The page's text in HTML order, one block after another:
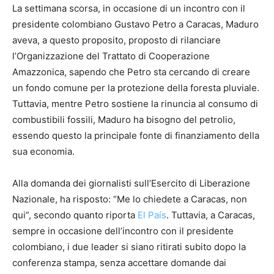
La settimana scorsa, in occasione di un incontro con il
presidente colombiano Gustavo Petro a Caracas, Maduro
aveva, a questo proposito, proposto di rilanciare
l’Organizzazione del Trattato di Cooperazione
Amazzonica, sapendo che Petro sta cercando di creare
un fondo comune per la protezione della foresta pluviale.
Tuttavia, mentre Petro sostiene la rinuncia al consumo di
combustibili fossili, Maduro ha bisogno del petrolio,
essendo questo la principale fonte di finanziamento della
sua economia.
Alla domanda dei giornalisti sull’Esercito di Liberazione
Nazionale, ha risposto: “Me lo chiedete a Caracas, non
qui”, secondo quanto riporta El País. Tuttavia, a Caracas,
sempre in occasione dell’incontro con il presidente
colombiano, i due leader si siano ritirati subito dopo la
conferenza stampa, senza accettare domande dai